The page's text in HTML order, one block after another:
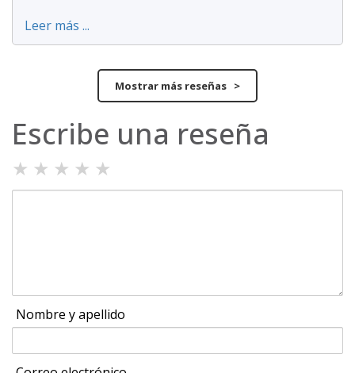
Leer más ...
Mostrar más reseñas >
Escribe una reseña
★ ★ ★ ★ ★
Nombre y apellido